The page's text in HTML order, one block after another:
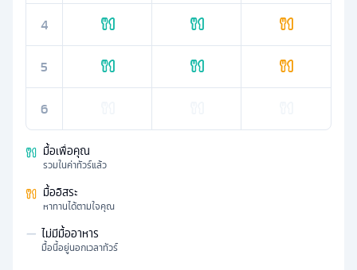
4
5
6
มื้อเพื่อคุณ
รวมในค่าทัวร์แล้ว
มื้ออิสระ
หาทานได้ตามใจคุณ
— ไม่มีมื้ออาหาร
มื้อนี้อยู่นอกเวลาทัวร์